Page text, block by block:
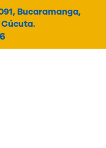
Bucaramanga,